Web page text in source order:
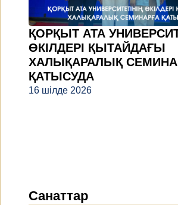
ҚОРҚЫТ АТА
ӨКІЛДЕРІ ҚЫТАЙДАҒЫ
ХАЛЫҚАРАЛЫҚ
ҚАТЫСУДА
16 шілде 2026
Санаттар